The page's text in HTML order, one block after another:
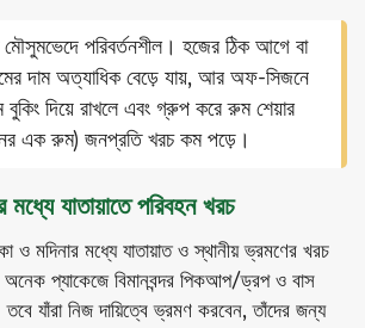
পরিবর্তনশীল। হজের ঠিক আগে বা
দাম অত্যাধিক বেড়ে যায়, আর অফ-সিজনে
দিয়ে রাখলে এবং গ্রুপ করে রুম শেয়ার
এক রুম) জনপ্রতি খরচ কম পড়ে।
যাতায়াতে পরিবহন খরচ
মদিনার মধ্যে যাতায়াত ও স্থানীয় ভ্রমণের খরচ
অনেক প্যাকেজে বিমানবন্দর পিকআপ/ড্রপ ও বাস
যাঁরা নিজ দায়িত্বে ভ্রমণ করবেন, তাঁদের জন্য